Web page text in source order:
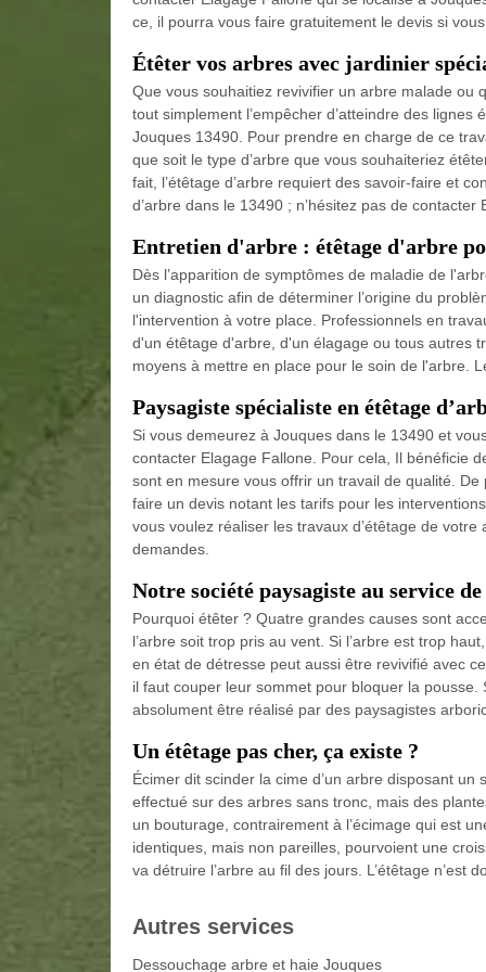
ce, il pourra vous faire gratuitement le devis si vous
Étêter vos arbres avec jardinier
Que vous souhaitiez revivifier un arbre malade ou
tout simplement l’empêcher d’atteindre des
Jouques 13490. Pour prendre en charge de ce
que soit le type d’arbre que vous souhaiteriez
fait, l’étêtage d’arbre requiert des savoir-faire et
d’arbre dans le 13490 ; n’hésitez pas de contacter
Entretien d'arbre : étêtage d'arbre
Dès l’apparition de symptômes de maladie de
un diagnostic afin de déterminer l’origine du
l'intervention à votre place. Professionnels en
d'un étêtage d'arbre, d'un élagage ou tous autres
moyens à mettre en place pour le soin de l'arbre.
Paysagiste spécialiste en étêtage
Si vous demeurez à Jouques dans le 13490 et
contacter Elagage Fallone. Pour cela, Il bénéficie
sont en mesure vous offrir un travail de qualité.
faire un devis notant les tarifs pour les
vous voulez réaliser les travaux d’étêtage de
demandes.
Notre société paysagiste au service
Pourquoi étêter ? Quatre grandes causes sont
l’arbre soit trop pris au vent. Si l’arbre est trop
en état de détresse peut aussi être revivifié avec
il faut couper leur sommet pour bloquer la
absolument être réalisé par des paysagistes
Un étêtage pas cher, ça existe ?
Écimer dit scinder la cime d’un arbre disposant
effectué sur des arbres sans tronc, mais des
un bouturage, contrairement à l’écimage qui est
identiques, mais non pareilles, pourvoient une
va détruire l’arbre au fil des jours. L’étêtage n’est
Autres services
Dessouchage arbre et haie Jouques